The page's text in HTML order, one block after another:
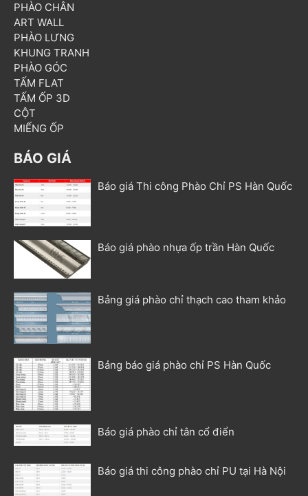
PHÀO CHÂN
ART WALL
PHÀO LƯNG
KHUNG TRANH
PHÀO GÓC
TẤM FLAT
TẤM ỐP 3D
CỘT
MIẾNG ỐP
BÁO GIÁ
Báo giá Thi công Phào Chỉ PS Hàn Quốc
Báo giá phào nhựa ốp trần Hàn Quốc
Bảng giá phào chỉ thạch cao tham khảo
Bảng báo giá phào chỉ PS Hàn Quốc
Báo giá phào chỉ tân cổ điển
Báo giá thi công phào chỉ PU tại Hà Nội